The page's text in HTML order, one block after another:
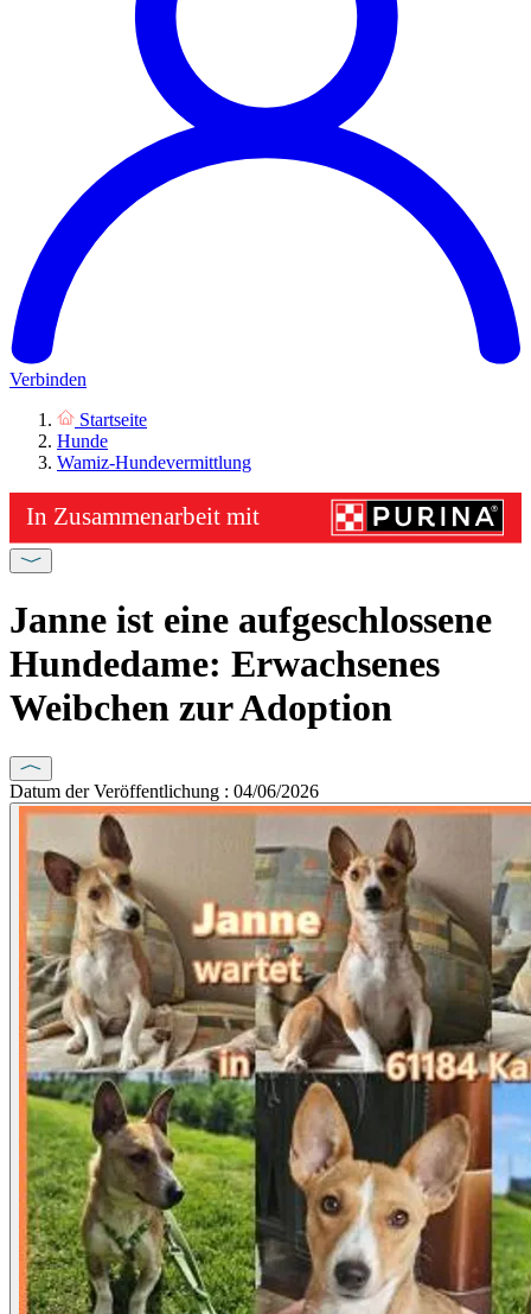
Verbinden
Startseite
Hunde
Wamiz-Hundevermittlung
Janne ist eine aufgeschlossene
Hundedame: Erwachsenes
Weibchen zur Adoption
Datum der Veröffentlichung : 04/06/2026